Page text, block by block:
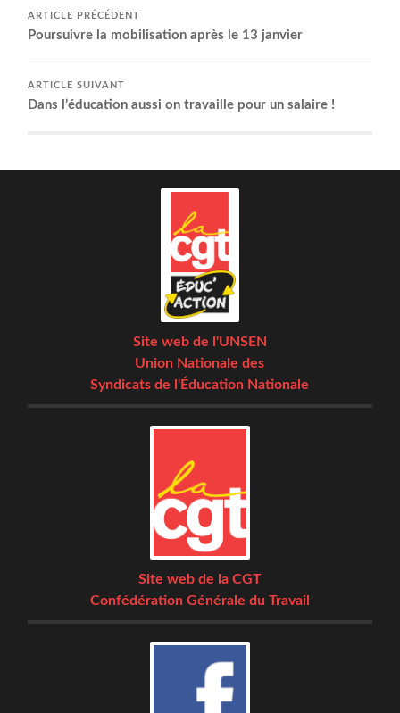
ARTICLE PRÉCÉDENT
Pour­suivre la mobi­li­sa­tion après le 13 janvier
ARTICLE SUIVANT
Dans l’é­du­ca­tion aus­si on tra­vaille pour un salaire !
Site web de l'UNSEN
Union Nationale des
Syndicats de l'Éducation Nationale
Site web de la CGT
Confédération Générale du Travail